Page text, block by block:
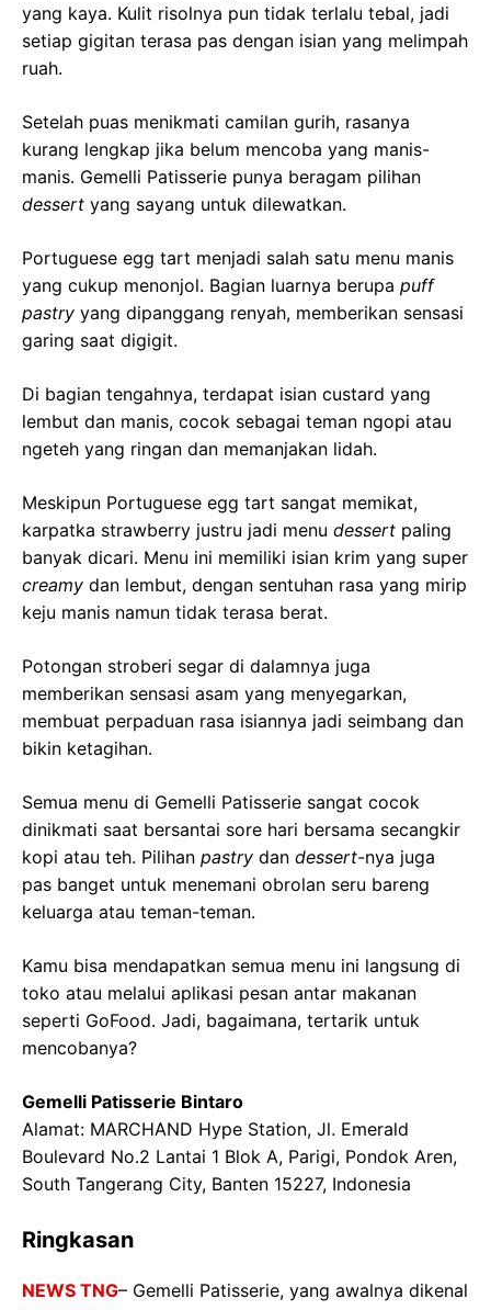
yang kaya. Kulit risolnya pun tidak terlalu tebal, jadi
setiap gigitan terasa pas dengan isian yang melimpah
ruah.
Setelah puas menikmati camilan gurih, rasanya
kurang lengkap jika belum mencoba yang manis-
manis. Gemelli Patisserie punya beragam pilihan
dessert yang sayang untuk dilewatkan.
Portuguese egg tart menjadi salah satu menu manis
yang cukup menonjol. Bagian luarnya berupa puff
pastry yang dipanggang renyah, memberikan sensasi
garing saat digigit.
Di bagian tengahnya, terdapat isian custard yang
lembut dan manis, cocok sebagai teman ngopi atau
ngeteh yang ringan dan memanjakan lidah.
Meskipun Portuguese egg tart sangat memikat,
karpatka strawberry justru jadi menu dessert paling
banyak dicari. Menu ini memiliki isian krim yang super
creamy dan lembut, dengan sentuhan rasa yang mirip
keju manis namun tidak terasa berat.
Potongan stroberi segar di dalamnya juga
memberikan sensasi asam yang menyegarkan,
membuat perpaduan rasa isiannya jadi seimbang dan
bikin ketagihan.
Semua menu di Gemelli Patisserie sangat cocok
dinikmati saat bersantai sore hari bersama secangkir
kopi atau teh. Pilihan pastry dan dessert-nya juga
pas banget untuk menemani obrolan seru bareng
keluarga atau teman-teman.
Kamu bisa mendapatkan semua menu ini langsung di
toko atau melalui aplikasi pesan antar makanan
seperti GoFood. Jadi, bagaimana, tertarik untuk
mencobanya?
Gemelli Patisserie Bintaro
Alamat: MARCHAND Hype Station, Jl. Emerald
Boulevard No.2 Lantai 1 Blok A, Parigi, Pondok Aren,
South Tangerang City, Banten 15227, Indonesia
Ringkasan
NEWS TNG– Gemelli Patisserie, yang awalnya dikenal